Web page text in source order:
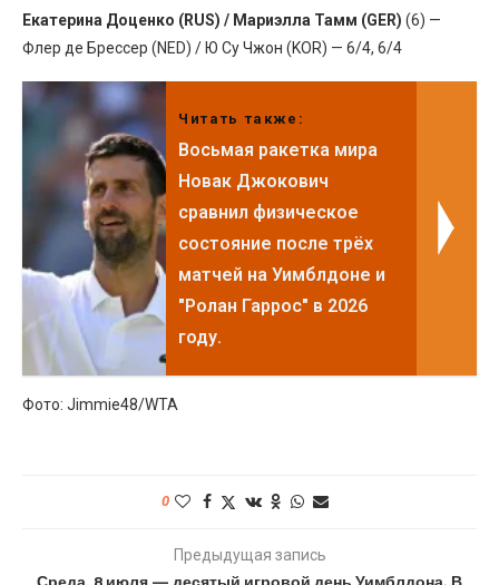
Екатерина Доценко (RUS) / Мариэлла Тамм (GER) (6) —
Флер де Брессер (NED) / Ю Су Чжон (KOR) — 6/4, 6/4
Читать также:
Восьмая ракетка мира
Новак Джокович
сравнил физическое
состояние после трёх
матчей на Уимблдоне и
"Ролан Гаррос" в 2026
году.
Фото: Jimmie48/WTA
0
Предыдущая запись